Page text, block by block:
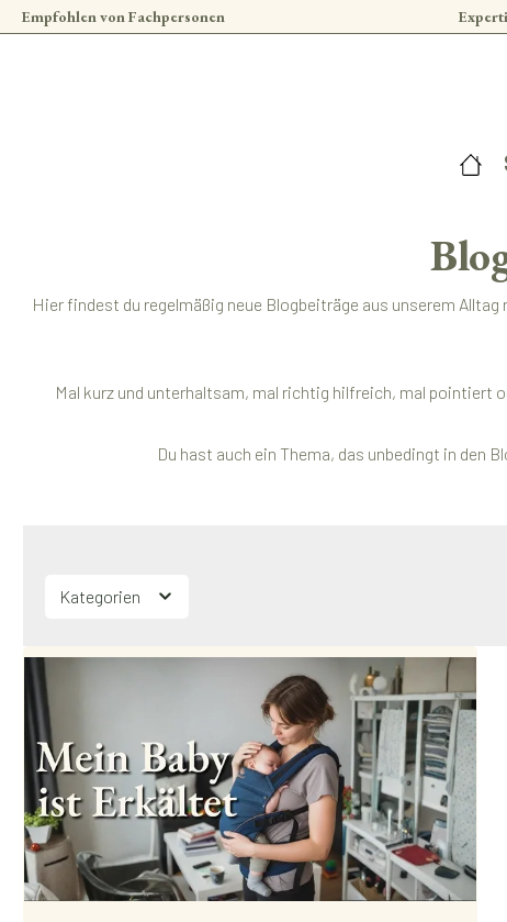
Hauptinhalt springen
Zur Suche springen
Zur Hauptnavigation springen
Empfohlen von Fachpersonen
Hier findest du regelmäßig neue Blogbeiträge aus unserem Alltag
Mal kurz und unterhaltsam, mal richtig hilfreich, mal
Du hast auch ein Thema, das unbedingt in den
Kategorien